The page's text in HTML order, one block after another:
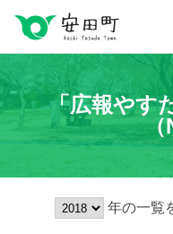
も
防災・救急情報
ラ
結婚・離婚
「広報やす
（
年の一覧